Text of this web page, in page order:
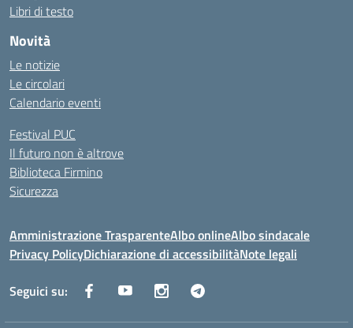
Libri di testo
Novità
Le notizie
Le circolari
Calendario eventi
Festival PUC
Il futuro non è altrove
Biblioteca Firmino
Sicurezza
Amministrazione TrasparenteAlbo onlineAlbo sindacale
Privacy PolicyDichiarazione di accessibilitàNote legali
Seguici su: